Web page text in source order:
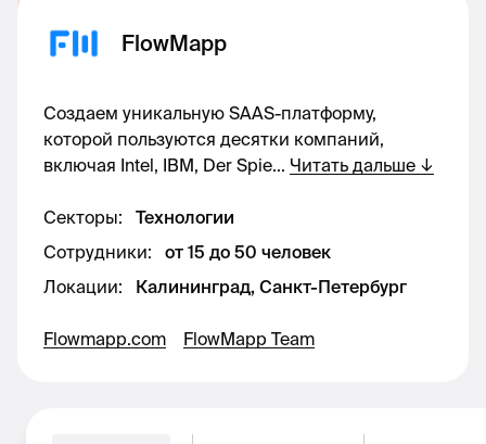
FlowMapp
Создаем уникальную SAAS-платформу,
которой пользуются десятки компаний,
включая Intel, IBM, Der Spie... Читать дальше ↓
Секторы:
Технологии
Сотрудники:
от 15 до 50 человек
Локации: Калининград, Санкт-Петербург
Flowmapp.com FlowMapp Team